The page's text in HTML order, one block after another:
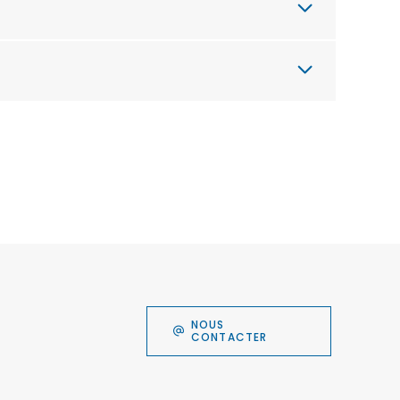
NOUS
CONTACTER